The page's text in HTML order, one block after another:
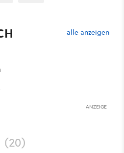
alle anzeigen
ANZEIGE
(20)